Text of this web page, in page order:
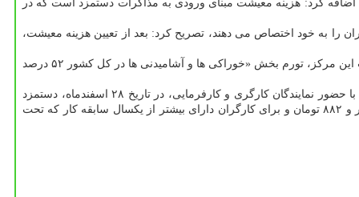
كرد: هزینه معیشت مبنای ورودی به مذاكرات دستمزد است كه در
را به خود اختصاص می دهند، تصریح كرد: بعد از تعیین هزینه معیشت،
دیماه مركز آمار ایران، مبنای تصمیم گیری برای هزینه معیشت كارگران خواهد بود و به استناد گزارشات این مركز، تورم بخش «خوراكی ها و آشامیدنی ها در كل كشور ۵۲ درصد
در سال قبل هزینه معیشت خانوار ۳.۳ نفره كارگری سه میلیون و ۷۶۰ هزار تومان تعیین شده بود در نهایت، بعد از تشكیل چندین جلسه شورایعالی كار با حضور نمایندگان كارگری و كارفرمایی، در تاریخ ۲۸ اسفندماه، دستمزد
كار قرار دارند) با افزایش ۳۶.۵ درصدی، به یك میلیون و ۵۱۶ هزار و ۸۸۲ تومان و برای كارگران دارای بیشتر از یكسال سابقه كار كه تحت